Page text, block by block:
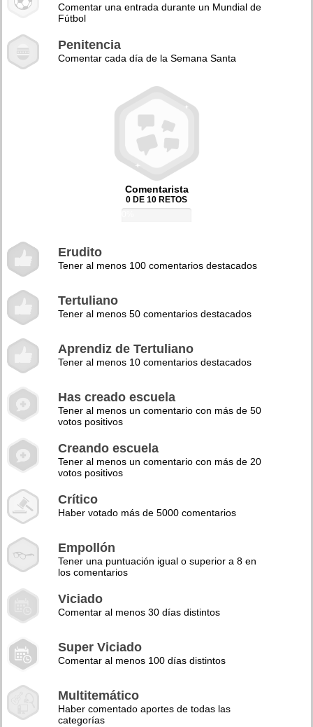
Comentar una entrada durante un Mundial de
Fútbol
Penitencia
Comentar cada día de la Semana Santa
Comentarista
0 DE 10 RETOS
Erudito
Tener al menos 100 comentarios destacados
Tertuliano
Tener al menos 50 comentarios destacados
Aprendiz de Tertuliano
Tener al menos 10 comentarios destacados
Has creado escuela
Tener al menos un comentario con más de 50
votos positivos
Creando escuela
Tener al menos un comentario con más de 20
votos positivos
Crítico
Haber votado más de 5000 comentarios
Empollón
Tener una puntuación igual o superior a 8 en
los comentarios
Viciado
Comentar al menos 30 días distintos
Super Viciado
Comentar al menos 100 días distintos
Multitemático
Haber comentado aportes de todas las
categorías